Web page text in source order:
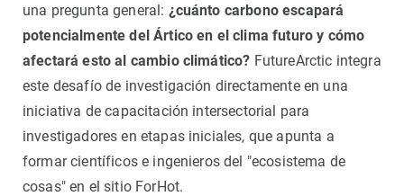
una pregunta general: ¿cuánto carbono escapará
potencialmente del Ártico en el clima futuro y cómo
afectará esto al cambio climático? FutureArctic integra
este desafío de investigación directamente en una
iniciativa de capacitación intersectorial para
investigadores en etapas iniciales, que apunta a
formar científicos e ingenieros del "ecosistema de
cosas" en el sitio ForHot.